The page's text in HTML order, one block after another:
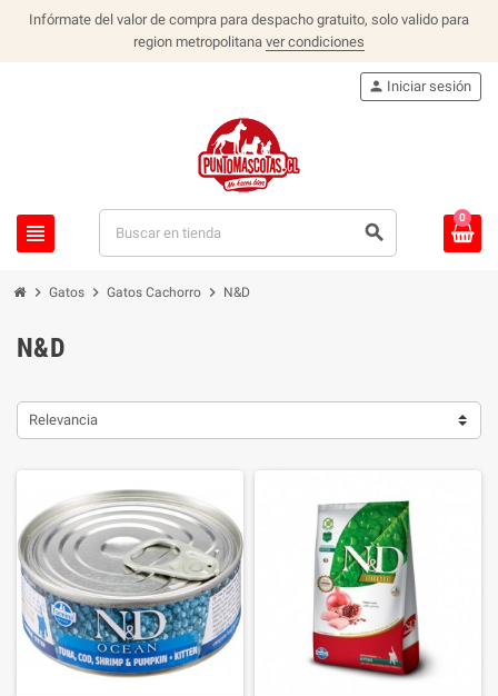
Infórmate del valor de compra para despacho gratuito, solo valido para
region metropolitana ver condiciones
view_headline search
person Iniciar sesión
0
chevron_right Gatos chevron_right Gatos Cachorro chevron_right N&D
N&D
Relevancia